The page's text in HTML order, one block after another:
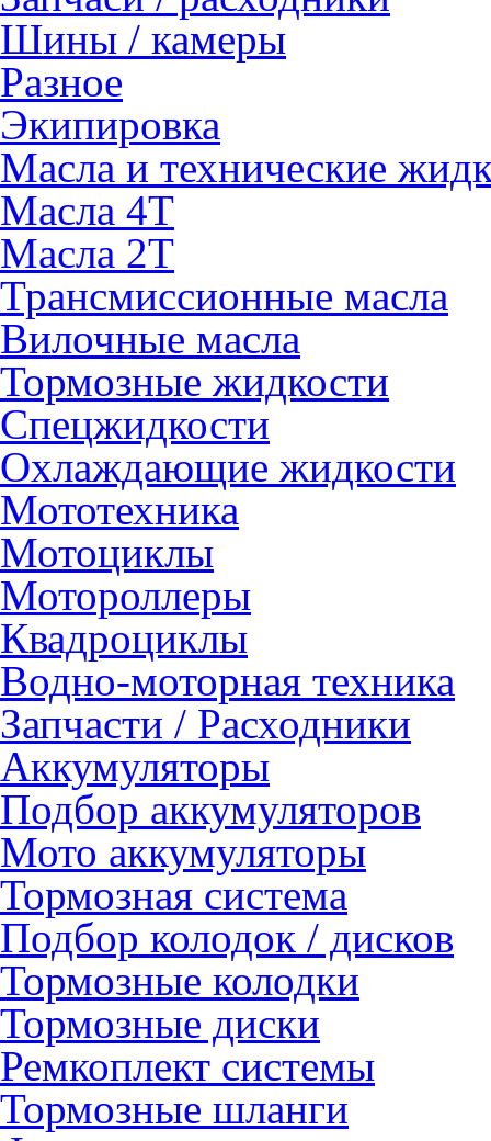
Шины / камеры
Разное
Экипировка
Масла и технические
Масла 4Т
Масла 2Т
Трансмиссионные масла
Вилочные масла
Тормозные жидкости
Спецжидкости
Охлаждающие жидкости
Мототехника
Мотоциклы
Мотороллеры
Квадроциклы
Водно-моторная техника
Запчасти / Расходники
Аккумуляторы
Подбор аккумуляторов
Мото аккумуляторы
Тормозная система
Подбор колодок / дисков
Тормозные колодки
Тормозные диски
Ремкоплект системы
Тормозные шланги